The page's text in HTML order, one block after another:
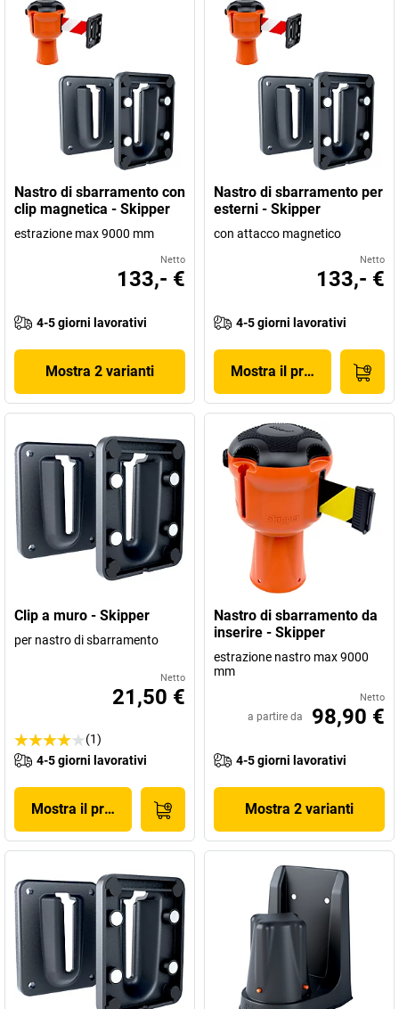
Nastro di sbarramento con
clip magnetica - Skipper
estrazione max 9000 mm
Netto
133,- €
4-5 giorni lavorativi
Mostra 2 varianti
Nastro di sbarramento per
esterni - Skipper
con attacco magnetico
Netto
133,- €
4-5 giorni lavorativi
Mostra il prodotto
Clip a muro - Skipper
per nastro di sbarramento
Netto
21,50 €
(1)
4-5 giorni lavorativi
Mostra il prodotto
Nastro di sbarramento da
inserire - Skipper
estrazione nastro max 9000
mm
Netto
a partire da 98,90 €
4-5 giorni lavorativi
Mostra 2 varianti